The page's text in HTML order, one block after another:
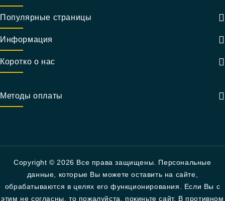
Популярные страницы
Информация
Коротко о нас
Методы оплаты
Copyright © 2026 Все права защищены. Персональные
данные, которые Вы можете оставить на сайте,
обрабатываются в целях его функционирования. Если Вы с
этим не согласны, то пожалуйста, покиньте сайт. В противном